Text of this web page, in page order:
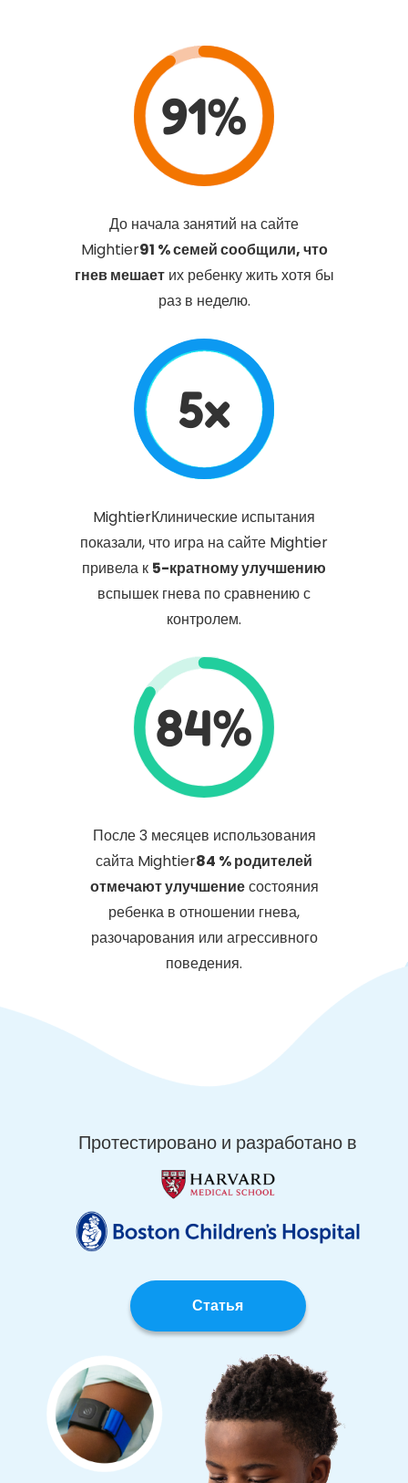
91%
До начала занятий на сайте
Mightier91 % семей сообщили, что
гнев мешаетих ребенку жить хотя бы
раз в неделю.
5x
MightierКлинические испытания
показали, что игра на сайте Mightier
привела к 5-кратному улучшению
вспышек гнева по сравнению с
контролем.
84%
После 3 месяцев использования
сайта Mightier84 % родителей
отмечают улучшениесостояния
ребенка в отношении гнева,
разочарования или агрессивного
поведения.
Протестировано и разработано в
Статья